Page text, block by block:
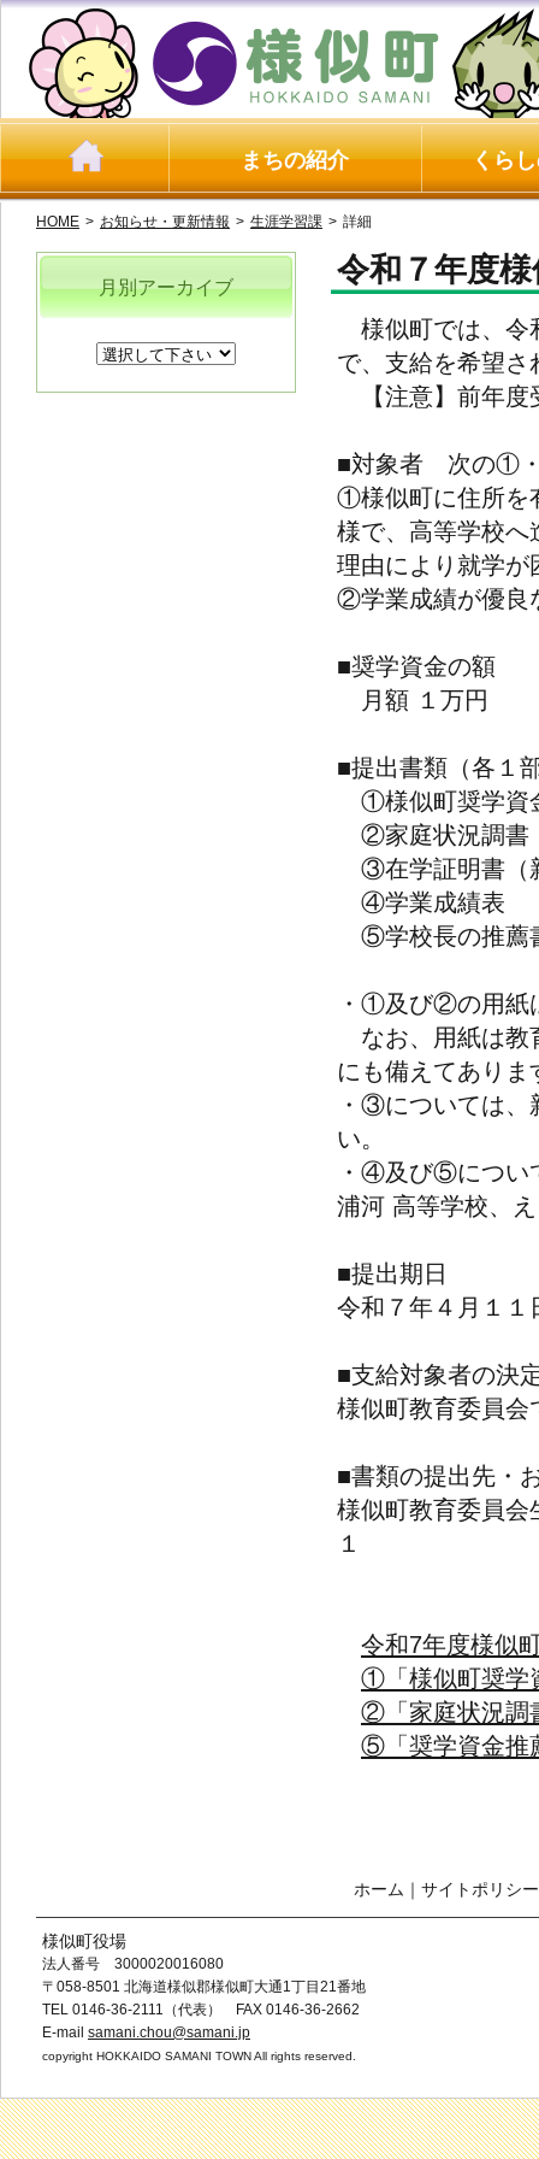
まちの紹介 くら
HOME > お知らせ・更新情報 > 生涯学習課 > 詳細
令和７年度
様似町では、令
で、支給を希望
【注意】前年度
■対象者 次の①
①様似町に住所を
様で、高等学校へ
理由により就学が
②学業成績が優良
■奨学資金の額
月額 １万円
■提出書類（各１
①様似町奨学資
②家庭状況調書
③在学証明書（
④学業成績表
⑤学校長の推薦
・①及び②の用紙
なお、用紙は教
にも備えてありま
・③については、
い。
・④及び⑤につい
浦河 高等学校、
■提出期日
令和７年４月１１
■支給対象者の決
様似町教育委員会
■書類の提出先・
様似町教育委員
１
令和7年度様似
①「様似町奨学
②「家庭状況調
⑤「奨学資金推
月別アーカイブ
ホーム ｜ サイトポリシー
様似町役場
法人番号 3000020016080
〒058-8501 北海道様似郡様似町大通1丁目21番地
TEL 0146-36-2111（代表） FAX 0146-36-2662
E-mail samani.chou@samani.jp
copyright HOKKAIDO SAMANI TOWN All rights reserved.